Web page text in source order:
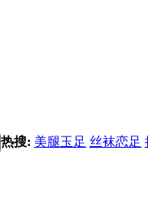
热搜: 美腿玉足 丝袜恋足